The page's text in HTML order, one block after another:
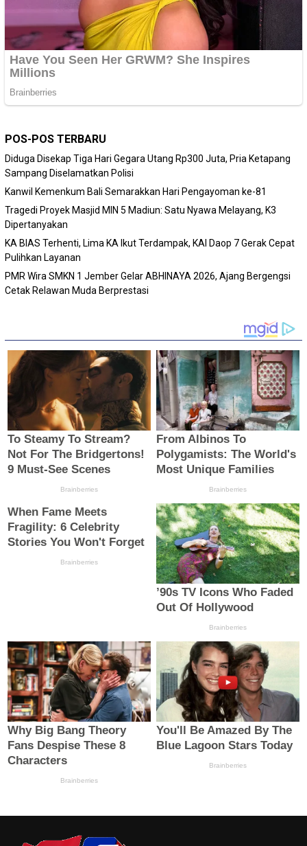
POS-POS TERBARU
Diduga Disekap Tiga Hari Gegara Utang Rp300 Juta, Pria Ketapang
Sampang Diselamatkan Polisi
Kanwil Kemenkum Bali Semarakkan Hari Pengayoman ke-81
Tragedi Proyek Masjid MIN 5 Madiun: Satu Nyawa Melayang, K3
Dipertanyakan
KA BIAS Terhenti, Lima KA Ikut Terdampak, KAI Daop 7 Gerak Cepat
Pulihkan Layanan
PMR Wira SMKN 1 Jember Gelar ABHINAYA 2026, Ajang Bergengsi
Cetak Relawan Muda Berprestasi